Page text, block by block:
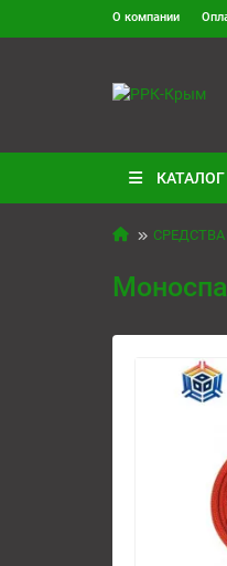
О компании
КАТАЛОГ